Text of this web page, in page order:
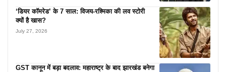
‘डियर कॉमरेड’ के 7 साल: विजय-रश्मिका की लव स्टोरी
क्यों है खास?
July 27, 2026
GST कानून में बड़ा बदलाव: महाराष्ट्र के बाद झारखंड बनेगा